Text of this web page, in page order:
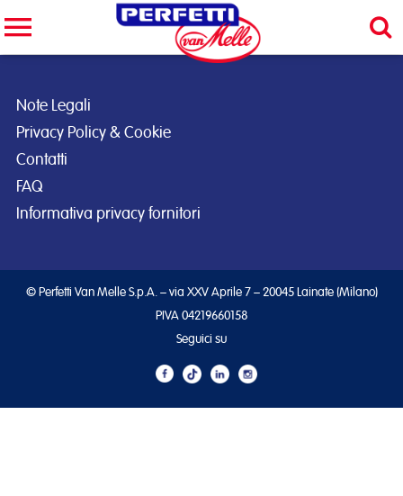
Note Legali
Privacy Policy & Cookie
Contatti
FAQ
Informativa privacy fornitori
© Perfetti Van Melle S.p.A. – via XXV Aprile 7 – 20045 Lainate (Milano)
PIVA 04219660158
Seguici su